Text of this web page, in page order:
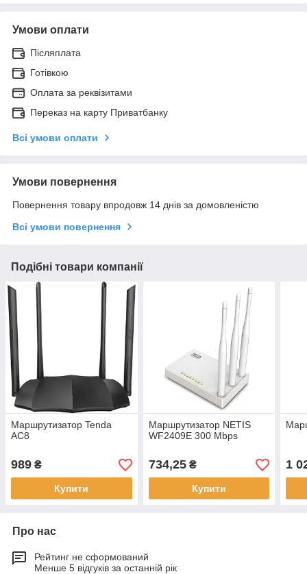
Умови оплати
Післяплата
Готівкою
Оплата за реквізитами
Переказ на карту Приватбанку
Всі умови оплати
Умови повернення
Повернення товару впродовж 14 днів за домовленістю
Всі умови повернення
Подібні товари компанії
Маршрутизатор Tenda
AC8
989 ₴
Купити
Маршрутизатор NETIS
WF2409E 300 Mbps
734,25₴
Купити
1
Про нас
Рейтинг не сформований
Менше 5 відгуків за останній рік